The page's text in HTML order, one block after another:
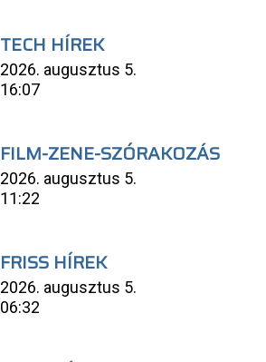
TECH HÍREK
2026. augusztus 5.
16:07
FILM-ZENE-SZÓRAKOZÁS
2026. augusztus 5.
11:22
FRISS HÍREK
2026. augusztus 5.
06:32